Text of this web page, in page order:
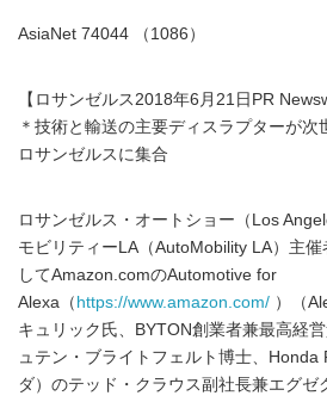
AsiaNet 74044 （1086）
【ロサンゼルス2018年6月21日PR
＊技術と輸送の主要ディスラプターが
ロサンゼルスに集合
ロサンゼルス・オートショー（Los
モビリティーLA（AutoMobility LA）主
してAmazon.comのAutomotive for
Alexa（ https://www.amazon.com/ ）（
キュリック氏、BYTON創業者兼最高経
ュテン・ブライトフェルト博士、Honda
ダ）のテッド・クラウス副社長兼エグゼ